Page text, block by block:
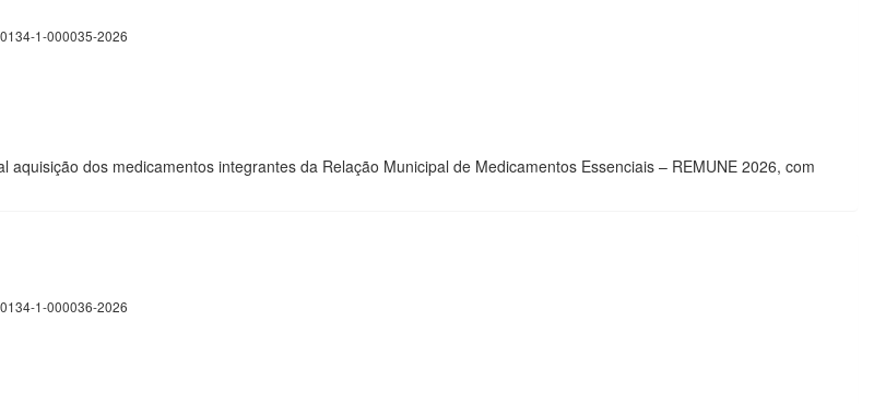
1-000035-2026
aquisição dos medicamentos integrantes da Relação Municipal de Medicamentos Essenciais – REMUNE 2026, com
1-000036-2026